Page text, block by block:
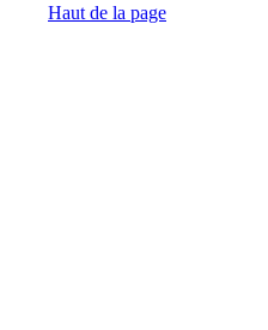
Haut de la page